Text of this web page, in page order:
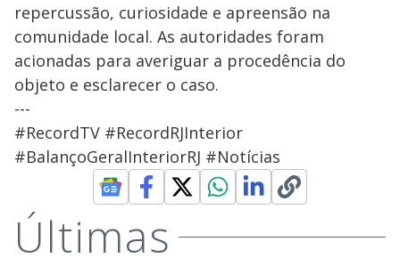
repercussão, curiosidade e apreensão na
comunidade local. As autoridades foram
acionadas para averiguar a procedência do
objeto e esclarecer o caso.
---
#RecordTV #RecordRJInterior
#BalançoGeralInteriorRJ #Notícias
Últimas